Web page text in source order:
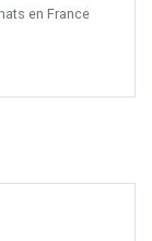
en France